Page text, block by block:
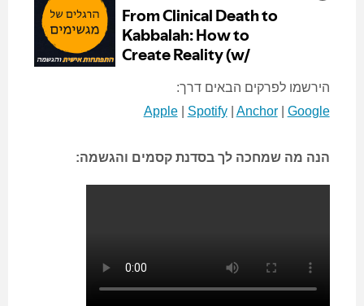
הירשמו לפרקים הבאים דרך:
Apple| Spotify| Anchor| Google
הנה מה שמחכה לך בסדנת קסמים והגשמה: